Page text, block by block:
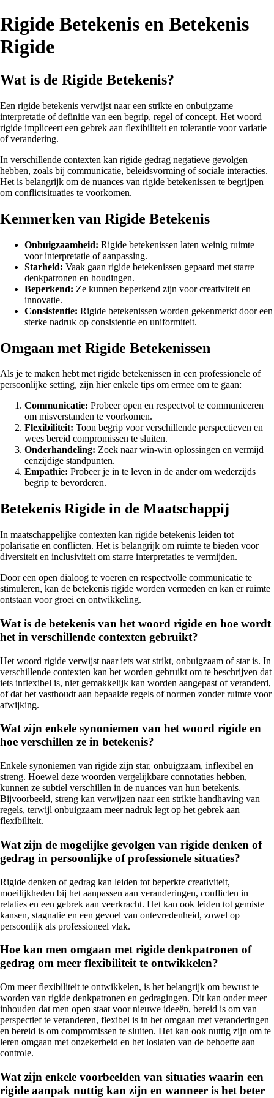
Rigide Betekenis en Betekenis
Rigide
Wat is de Rigide Betekenis?
Een rigide betekenis verwijst naar een strikte en onbuigzame
interpretatie of definitie van een begrip, regel of concept. Het woord
rigide impliceert een gebrek aan flexibiliteit en tolerantie voor variatie
of verandering.
In verschillende contexten kan rigide gedrag negatieve gevolgen
hebben, zoals bij communicatie, beleidsvorming of sociale interacties.
Het is belangrijk om de nuances van rigide betekenissen te begrijpen
om conflictsituaties te voorkomen.
Kenmerken van Rigide Betekenis
Onbuigzaamheid: Rigide betekenissen laten weinig ruimte
voor interpretatie of aanpassing.
Starheid: Vaak gaan rigide betekenissen gepaard met starre
denkpatronen en houdingen.
Beperkend: Ze kunnen beperkend zijn voor creativiteit en
innovatie.
Consistentie: Rigide betekenissen worden gekenmerkt door een
sterke nadruk op consistentie en uniformiteit.
Omgaan met Rigide Betekenissen
Als je te maken hebt met rigide betekenissen in een professionele of
persoonlijke setting, zijn hier enkele tips om ermee om te gaan:
Communicatie: Probeer open en respectvol te communiceren
om misverstanden te voorkomen.
Flexibiliteit: Toon begrip voor verschillende perspectieven en
wees bereid compromissen te sluiten.
Onderhandeling: Zoek naar win-win oplossingen en vermijd
eenzijdige standpunten.
Empathie: Probeer je in te leven in de ander om wederzijds
begrip te bevorderen.
Betekenis Rigide in de Maatschappij
In maatschappelijke contexten kan rigide betekenis leiden tot
polarisatie en conflicten. Het is belangrijk om ruimte te bieden voor
diversiteit en inclusiviteit om starre interpretaties te vermijden.
Door een open dialoog te voeren en respectvolle communicatie te
stimuleren, kan de betekenis rigide worden vermeden en kan er ruimte
ontstaan voor groei en ontwikkeling.
Wat is de betekenis van het woord rigide en hoe wordt
het in verschillende contexten gebruikt?
Het woord rigide verwijst naar iets wat strikt, onbuigzaam of star is. In
verschillende contexten kan het worden gebruikt om te beschrijven dat
iets inflexibel is, niet gemakkelijk kan worden aangepast of veranderd,
of dat het vasthoudt aan bepaalde regels of normen zonder ruimte voor
afwijking.
Wat zijn enkele synoniemen van het woord rigide en
hoe verschillen ze in betekenis?
Enkele synoniemen van rigide zijn star, onbuigzaam, inflexibel en
streng. Hoewel deze woorden vergelijkbare connotaties hebben,
kunnen ze subtiel verschillen in de nuances van hun betekenis.
Bijvoorbeeld, streng kan verwijzen naar een strikte handhaving van
regels, terwijl onbuigzaam meer nadruk legt op het gebrek aan
flexibiliteit.
Wat zijn de mogelijke gevolgen van rigide denken of
gedrag in persoonlijke of professionele situaties?
Rigide denken of gedrag kan leiden tot beperkte creativiteit,
moeilijkheden bij het aanpassen aan veranderingen, conflicten in
relaties en een gebrek aan veerkracht. Het kan ook leiden tot gemiste
kansen, stagnatie en een gevoel van ontevredenheid, zowel op
persoonlijk als professioneel vlak.
Hoe kan men omgaan met rigide denkpatronen of
gedrag om meer flexibiliteit te ontwikkelen?
Om meer flexibiliteit te ontwikkelen, is het belangrijk om bewust te
worden van rigide denkpatronen en gedragingen. Dit kan onder meer
inhouden dat men open staat voor nieuwe ideeën, bereid is om van
perspectief te veranderen, flexibel is in het omgaan met veranderingen
en bereid is om compromissen te sluiten. Het kan ook nuttig zijn om te
leren omgaan met onzekerheid en het loslaten van de behoefte aan
controle.
Wat zijn enkele voorbeelden van situaties waarin een
rigide aanpak nuttig kan zijn en wanneer is het beter